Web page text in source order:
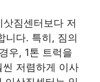
짐센터보다 저
니다. 특히, 짐의
우, 1톤 트럭을
저렴하게 이사